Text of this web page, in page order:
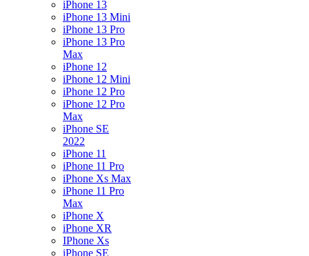
iPhone 13
iPhone 13 Mini
iPhone 13 Pro
iPhone 13 Pro
Max
iPhone 12
iPhone 12 Mini
iPhone 12 Pro
iPhone 12 Pro
Max
iPhone SE
2022
iPhone 11
iPhone 11 Pro
iPhone Xs Max
iPhone 11 Pro
Max
iPhone X
iPhone XR
IPhone Xs
iPhone SE